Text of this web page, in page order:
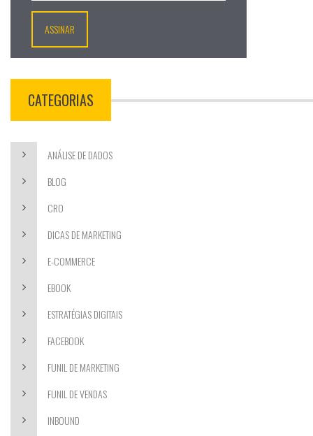
CATEGORIAS
ANÁLISE DE DADOS
BLOG
CRO
DICAS DE MARKETING
E-COMMERCE
EBOOK
ESTRATÉGIAS DIGITAIS
FACEBOOK
FUNIL DE MARKETING
FUNIL DE VENDAS
INBOUND